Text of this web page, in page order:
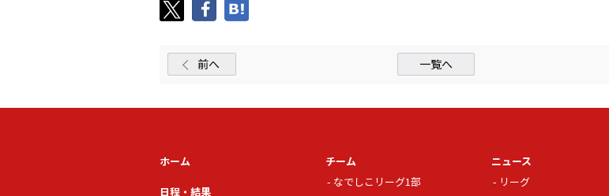
前へ 一覧へ
ホーム
日程・結果
チーム
なでしこリーグ1部
ニュース
リーグ